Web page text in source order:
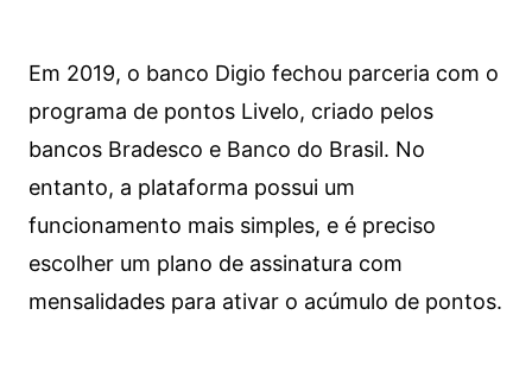
Em 2019, o banco Digio fechou parceria com o
programa de pontos Livelo, criado pelos
bancos Bradesco e Banco do Brasil. No
entanto, a plataforma possui um
funcionamento mais simples, e é preciso
escolher um plano de assinatura com
mensalidades para ativar o acúmulo de pontos.